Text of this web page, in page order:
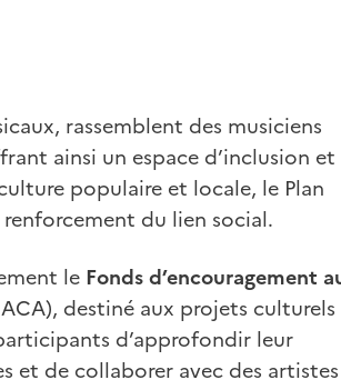
rassemblent des musiciens
ainsi un espace d’inclusion et
populaire et locale, le Plan
du lien social.
le Fonds d’encouragement
destiné aux projets culturels
d’approfondir leur
et de collaborer avec des artistes